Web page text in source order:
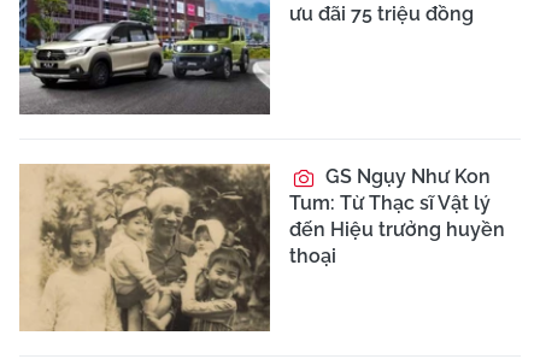
ưu đãi 75 triệu đồng
GS Ngụy Như Kon
Tum: Từ Thạc sĩ Vật lý
đến Hiệu trưởng huyền
thoại